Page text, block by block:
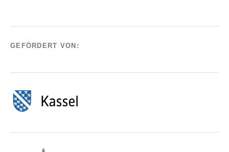
GEFÖRDERT VON: